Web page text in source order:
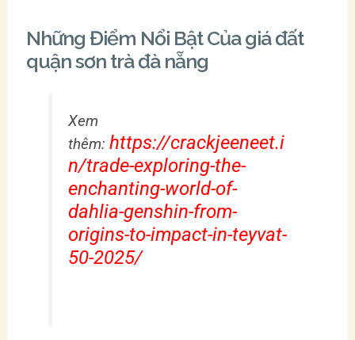
Những Điểm Nổi Bật Của giá đất
quận sơn trà đà nẵng
Xem
thêm:https://crackjeeneet.i
n/trade-exploring-the-
enchanting-world-of-
dahlia-genshin-from-
origins-to-impact-in-teyvat-
50-2025/